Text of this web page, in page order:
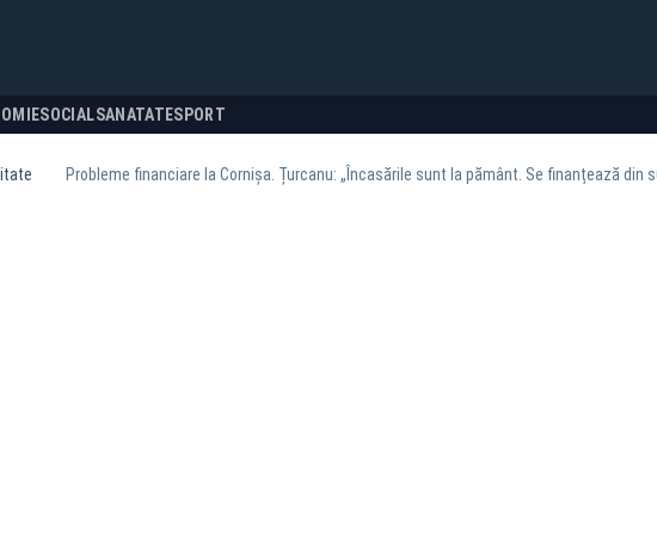
SOCIALSANATATESPORT
Probleme financiare la Cornișa. Țurcanu: „Încasările sunt la pământ. Se finanțează din